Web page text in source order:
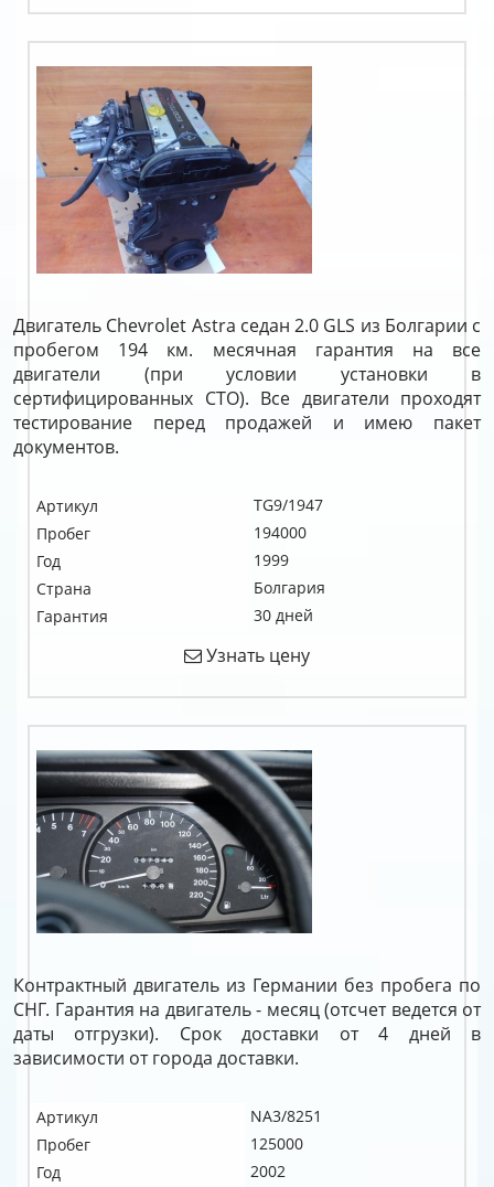
Двигатель Chevrolet Astra седан 2.0 GLS из Болгарии с
пробегом 194 км. месячная гарантия на все
двигатели (при условии установки в
сертифицированных СТО). Все двигатели проходят
тестирование перед продажей и имею пакет
документов.
Артикул
TG9/1947
Пробег
194000
Год
1999
Страна
Болгария
Гарантия
30 дней
Узнать цену
Контрактный двигатель из Германии без пробега по
СНГ. Гарантия на двигатель - месяц (отсчет ведется от
даты отгрузки). Срок доставки от 4 дней в
зависимости от города доставки.
Артикул
NA3/8251
Пробег
125000
Год
2002